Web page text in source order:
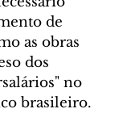
de
as obras
dos
no
brasileiro.